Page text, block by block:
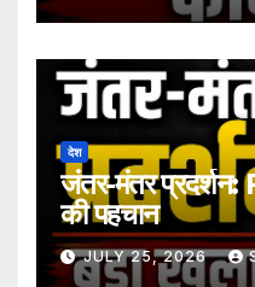
देश
जंतर-मंतर
की पहचान
JULY 25, 2026